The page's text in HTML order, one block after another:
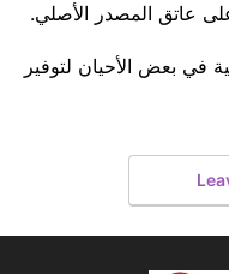
عاتق المصدر الأصلي.
في بعض الأحيان لتوفير